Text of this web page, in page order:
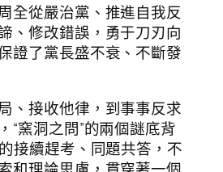
全從嚴治黨、推進自我反
、修改錯誤，勇于刀刃向
證了黨長盛不衰、不斷發
、接收他律，到事事反求
“窯洞之問”的兩個謎底背
接續趕考、同題共答，不